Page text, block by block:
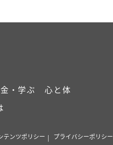
・学ぶ
心と体
テンツポリシー プライバシーポリシー